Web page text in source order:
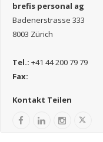
brefis personal ag
Badenerstrasse 333
8003 Zürich
Tel.: +41 44 200 79 79
Fax:
Kontakt Teilen